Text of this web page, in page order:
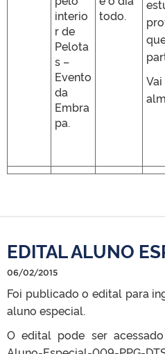
interio
r de
Pelota
s –
Evento
da
Embra
pa.
todo.
EDITAL ALUNO
06/02/2015
Foi publicado o edital para
aluno especial.
O edital pode ser